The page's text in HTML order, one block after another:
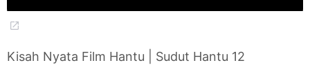
Kisah Nyata Film Hantu | Sudut Hantu 12